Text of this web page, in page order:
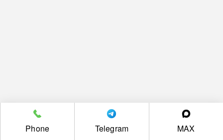
Phone Telegram MAX